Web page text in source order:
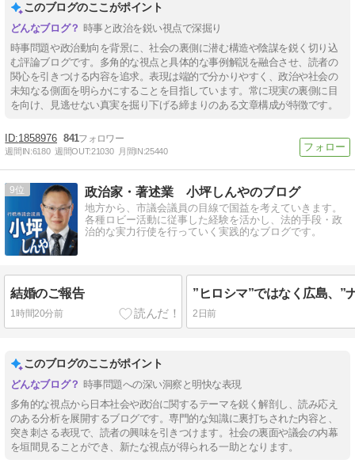
このブログのここがポイント
時事と政治を鋭い視点で深掘り
時事問題や政治動向を背景に、社会の裏側に潜む構造や陰謀を鋭く切り込
む評論ブログです。多角的な視点と具体的な事例解説を融合させ、読者の
関心を引きつける内容を追求。表現は端的で分かりやすく、政治や社会の
未知なる側面を明らかにすることを目指しています。常に現実の裏側に目
を向け、見逃せない真実を掘り下げる締まりのある文章構成が特徴です。
1858976 841
週間IN:6180 週間OUT:21030 月間IN:25440
9 政治家・著述業 小坪しんやのブログ
地方から、市議会議員の目線で国益を考えていきます。
各種ロビー活動に従事した経験を活かし、法的手段・政
治的な実力行使を行っていく実践的なブログです。
結婚のご報告
1時間20分前 2日前
このブログのここがポイント
時事問題への深い洞察と明快な表現
多角的な視点から日本社会や政治に関するテーマを鋭く解剖し、読み応え
のある分析を展開するブログです。専門的な知識に裏打ちされた内容と、
突き刺さる表現で、読者の興味を引きつけます。社会の裏面や議会の内幕
を垣間見ることができ、新たな視点が得られる一助となります。